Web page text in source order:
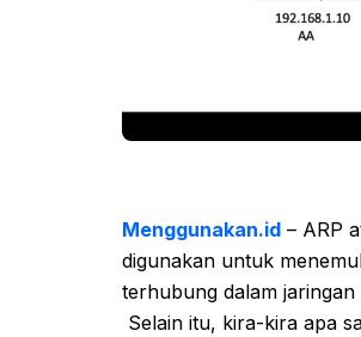
Menggunakan.id – ARP
digunakan untuk
terhubung dalam
Selain itu, kira-kira apa